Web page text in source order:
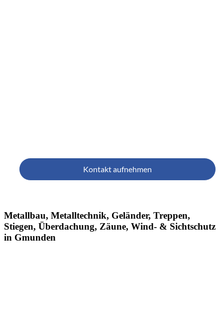
Kontakt aufnehmen
Metallbau, Metalltechnik, Geländer, Treppen,
Stiegen, Überdachung, Zäune, Wind- & Sichtschutz
in Gmunden